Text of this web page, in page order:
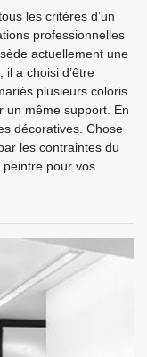
les critères d’un
professionnelles
actuellement une
a choisi d’être
plusieurs coloris
un même support. En
décoratives. Chose
les contraintes du
peintre pour vos